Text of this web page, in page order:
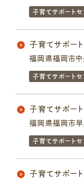
子育てサポートセ
子育てサポート
福岡県福岡市
子育てサポートセ
子育てサポート
福岡県福岡市早
子育てサポートセ
子育てサポート